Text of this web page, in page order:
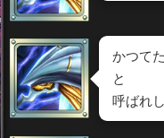
かつて
と
呼ばれ